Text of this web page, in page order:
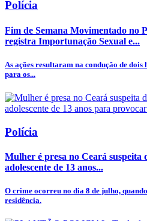
Polícia
Fim de Semana Movimentado no
registra Importunação Sexual e...
As ações resultaram na condução de dois
para os...
Polícia
Mulher é presa no Ceará suspeita
adolescente de 13 anos...
O crime ocorreu no dia 8 de julho,
residência.